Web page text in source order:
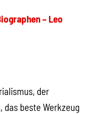
– Leo
der
das beste Werkzeug